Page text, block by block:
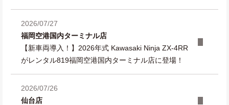
2026/07/27
福岡空港国内ターミナル店
【新車両導入！】2026年式 Kawasaki Ninja ZX-4RR
がレンタル819福岡空港国内ターミナル店に登場！
2026/07/26
仙台店